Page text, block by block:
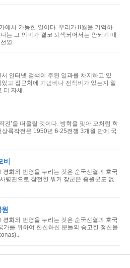
에서 가능한 일이다. 우리가 8월을 기억하
는 그 의미가 결코 퇴색되어서는 안되기 때
열..
인터넷 검색이 주된 일과를 차지하고 있
고 집근처에 기념비나 전적비가 있는지 알
더 자세..
전’을 떠올릴 것이다. 방학을 맞아 모처럼 학
륙작전은 1950년 6·25전쟁 3개월 만에 국
비
화와 번영을 누리는 것은 순국선열과 호국
령관으로 참전한 워커 장군은 증원군도 없
화와 번영을 누리는 것은 순국선열과 호국
를 위하여 헌신하신 분들의 숭고한 정신을